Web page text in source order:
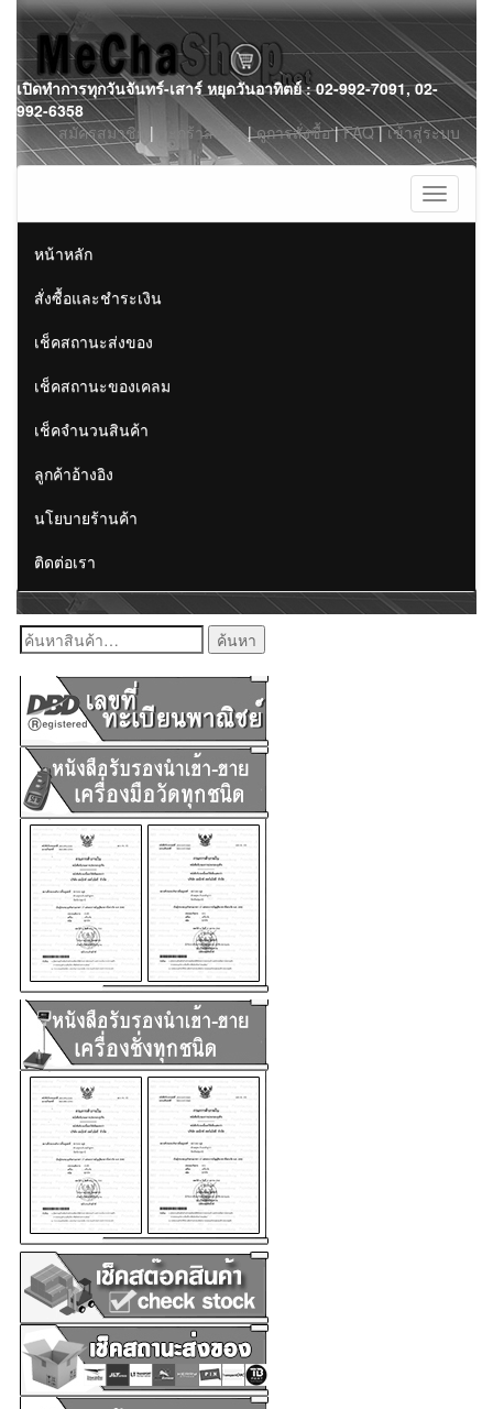
Skip
to
content
เปิดทำการทุกวันจันทร์-เสาร์ หยุดวันอาทิตย์ : 02-992-7091, 02-
992-6358
สมัครสมาชิก | ตะกร้าสินค้า|ดูการสั่งซื้อ|FAQ|เข้าสู่ระบบ
Toggle
หน้าหลัก
สั่งซื้อและชำระเงิน
เช็คสถานะส่งของ
เช็คสถานะของเคลม
เช็คจำนวนสินค้า
ลูกค้าอ้างอิง
นโยบายร้านค้า
ติดต่อเรา
ค้นหา: